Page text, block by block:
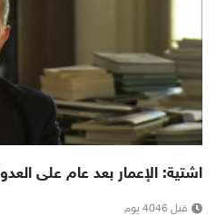
اشتية: الإعمار بعد عام على
قبل 4046 يوم